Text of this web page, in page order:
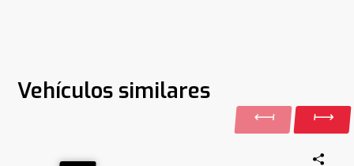
Vehículos similares